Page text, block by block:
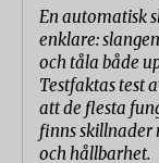
En automatisk
enklare:
och tåla både
Testfaktas test
att de flesta
finns skillnader
och hållbarhet.